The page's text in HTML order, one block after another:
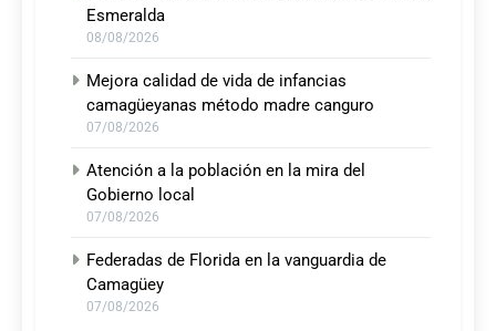
Esmeralda
08/08/2026
Mejora calidad de vida de infancias
camagüeyanas método madre canguro
07/08/2026
Atención a la población en la mira del
Gobierno local
07/08/2026
Federadas de Florida en la vanguardia de
Camagüey
07/08/2026